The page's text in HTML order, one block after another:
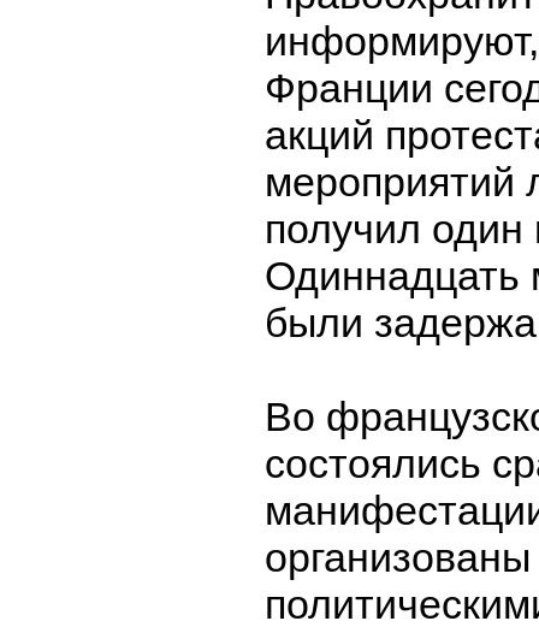
Франции
акций
мероприятий
получил один
Одиннадцать
были
Во
состоялись